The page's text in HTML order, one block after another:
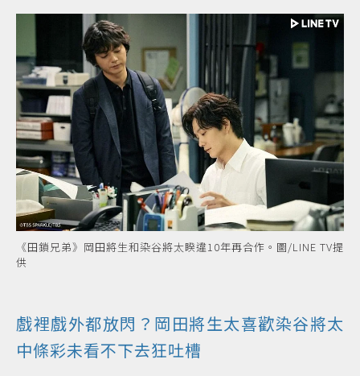
《田鎖兄弟》岡田將生和染谷將太睽違10年再合作。圖/LINE TV提
供
戲裡戲外都放閃？岡田將生太喜歡染谷將太
中條彩未看不下去狂吐槽